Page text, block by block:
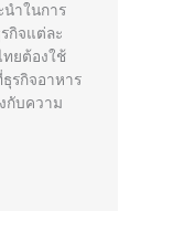
ำในการ
กิจแต่ละ
ทยต้องใช้
รกิจอาหาร
กับความ